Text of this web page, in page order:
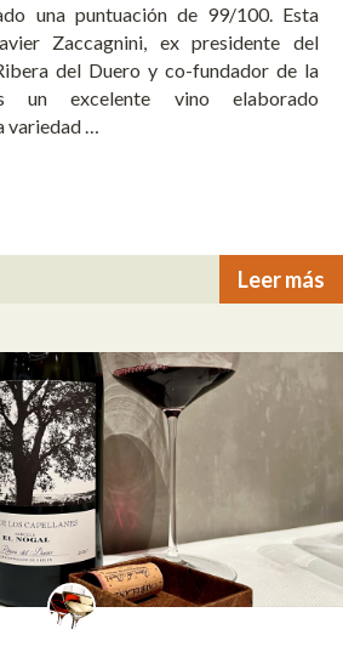
una puntuación de 99/100. Esta
Zaccagnini, ex presidente del
del Duero y co-fundador de la
un excelente vino elaborado
variedad …
Leer más